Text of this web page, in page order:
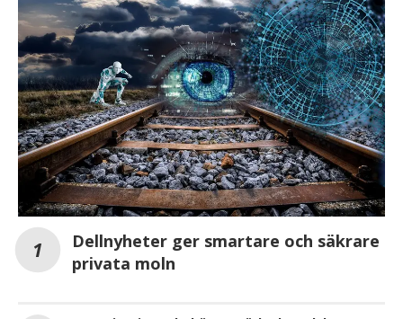
Dellnyheter ger smartare och säkrare
privata moln